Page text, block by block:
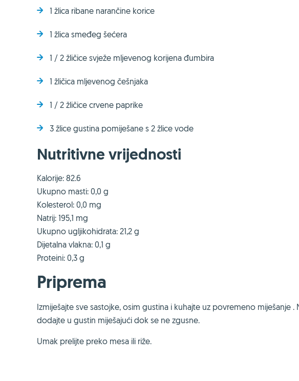
1 žlica ribane narančine korice
1 žlica smeđeg šećera
1 / 2 žličice svježe mljevenog korijena đumbira
1 žličica mljevenog češnjaka
1 / 2 žličice crvene paprike
3 žlice gustina pomiješane s 2 žlice vode
Nutritivne vrijednosti
Kalorije: 82.6
Ukupno masti: 0,0 g
Kolesterol: 0,0 mg
Natrij: 195,1 mg
Ukupno ugljikohidrata: 21,2 g
Dijetalna vlakna: 0,1 g
Proteini: 0,3 g
Priprema
Izmiješajte sve sastojke, osim gustina i kuhajte uz povremeno miješanje
dodajte u gustin miješajući dok se ne zgusne.
Umak prelijte preko mesa ili riže.